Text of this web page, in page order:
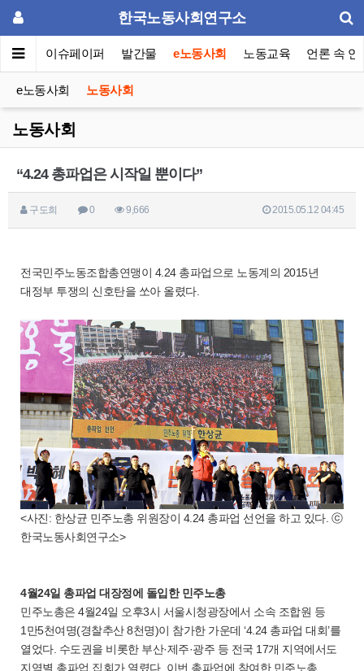
한국노동사회연구소
포럼 이슈페이퍼 발간물 e노동사회 노동교육 언론 속 연
e노동사회 노동사회
노동사회
“4.24 총파업은 시작일 뿐이다”
구도희 0 9,666 2015.05.12 04:45
전국민주노동조합총연맹이 4.24 총파업으로 노동계의 2015년
대정부 투쟁의 신호탄을 쏘아 올렸다.
<사진: 한상균 민주노총 위원장이 4.24 총파업 선언을 하고 있다. ⓒ
한국노동사회연구소>
4월24일 총파업 대장정에 돌입한 민주노총
민주노총은 4월24일 오후3시 서울시청광장에서 소속 조합원 등
1만5천여명(경찰추산 8천명)이 참가한 가운데 ‘4.24 총파업 대회’를
열었다. 수도권을 비롯한 부산·제주·광주 등 전국 17개 지역에서도
지역별 총파업 집회가 열렸다. 이번 총파업에 참여한 민주노총